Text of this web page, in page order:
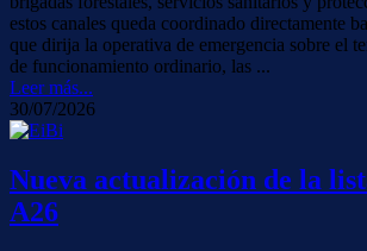
estos canales queda coordinado directamente
que dirija la operativa de emergencia sobre el
de funcionamiento ordinario, las ...
Leer más...
30/07/2026
Nueva actualización de la
A26